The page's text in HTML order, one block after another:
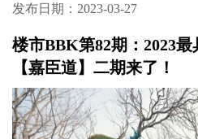
发布日期：2023-03-27
楼市BBK第82期：2023
【嘉臣道】二期来了！